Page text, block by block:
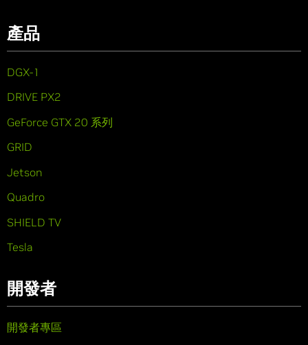
產品
DGX-1
DRIVE PX2
GeForce GTX 20 系列
GRID
Jetson
Quadro
SHIELD TV
Tesla
開發者
開發者專區